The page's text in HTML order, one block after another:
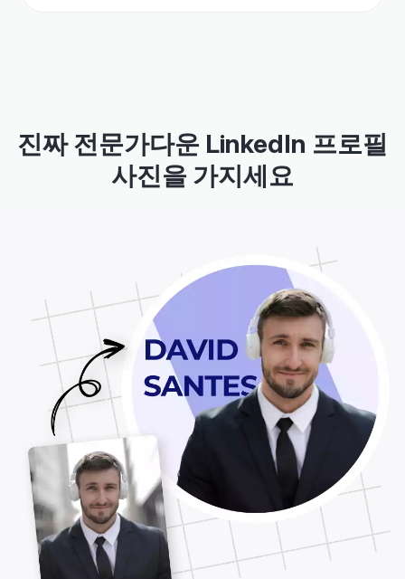
진짜 전문가다운 LinkedIn 프로필
사진을 가지세요